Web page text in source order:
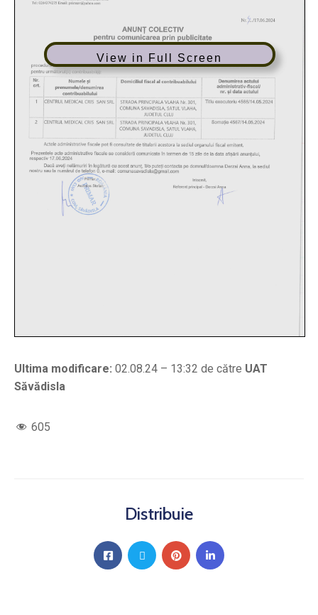
View in Full Screen
Ultima modificare: 02.08.24 – 13:32 de către UAT
Săvădisla
605
Distribuie